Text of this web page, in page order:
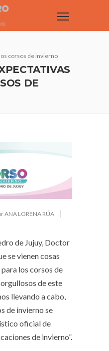
corsos de invierno
DE
ANA LORENA RÚA
de Jujuy, Doctor
se vienen cosas
los corsos de
de este
llevando a cabo,
de invierno se
oficial de
de invierno”.